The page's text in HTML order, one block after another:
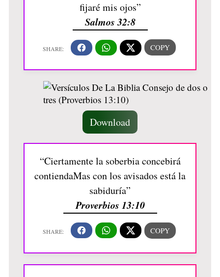
fijaré mis ojos”
Salmos 32:8
Download
“Ciertamente la soberbia concebirá
contiendaMas con los avisados está la
sabiduría”
Proverbios 13:10